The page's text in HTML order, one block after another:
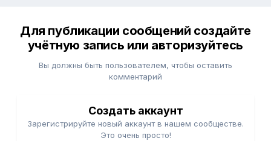
Для публикации сообщений создайте
учётную запись или авторизуйтесь
Вы должны быть пользователем, чтобы оставить
комментарий
Создать аккаунт
Зарегистрируйте новый аккаунт в нашем сообществе.
Это очень просто!